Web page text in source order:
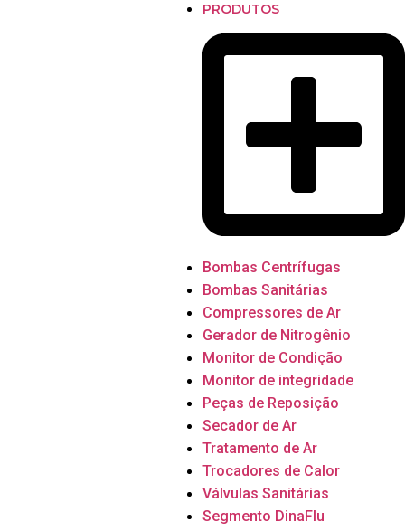
PRODUTOS
Bombas Centrífugas
Bombas Sanitárias
Compressores de Ar
Gerador de Nitrogênio
Monitor de Condição
Monitor de integridade
Peças de Reposição
Secador de Ar
Tratamento de Ar
Trocadores de Calor
Válvulas Sanitárias
Segmento DinaFlu